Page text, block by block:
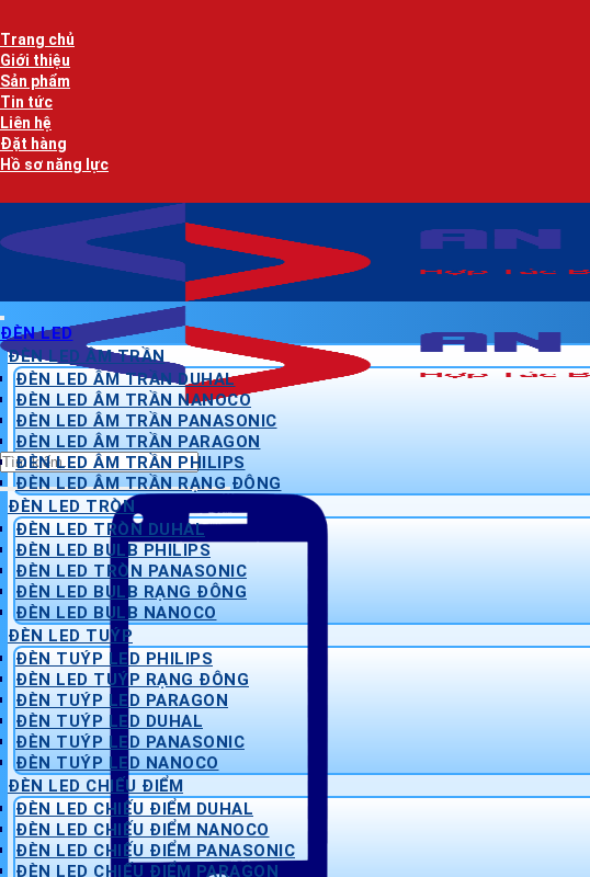
qua
nội
dung
Trang chủ
Giới thiệu
Sản phẩm
Tin tức
Liên hệ
Đặt hàng
Hồ sơ năng lực
Tìm
kiếm:
ĐÈN LED
ĐÈN LED ÂM TRẦN
ĐÈN LED ÂM TRẦN DUHAL
ĐÈN LED ÂM TRẦN NANOCO
ĐÈN LED ÂM TRẦN PANASONIC
ĐÈN LED ÂM TRẦN PARAGON
ĐÈN LED ÂM TRẦN PHILIPS
ĐÈN LED ÂM TRẦN RẠNG ĐÔNG
ĐÈN LED TRÒN
ĐÈN LED TRÒN DUHAL
ĐÈN LED BULB PHILIPS
ĐÈN LED TRÒN PANASONIC
ĐÈN LED BULB RẠNG ĐÔNG
ĐÈN LED BULB NANOCO
ĐÈN LED TUÝP
ĐÈN TUÝP LED PHILIPS
ĐÈN LED TUÝP RẠNG ĐÔNG
ĐÈN TUÝP LED PARAGON
ĐÈN TUÝP LED DUHAL
ĐÈN TUÝP LED PANASONIC
ĐÈN TUÝP LED NANOCO
ĐÈN LED CHIẾU ĐIỂM
ĐÈN LED CHIẾU ĐIỂM DUHAL
ĐÈN LED CHIẾU ĐIỂM NANOCO
ĐÈN LED CHIẾU ĐIỂM PANASONIC
ĐÈN LED CHIẾU ĐIỂM PARAGON